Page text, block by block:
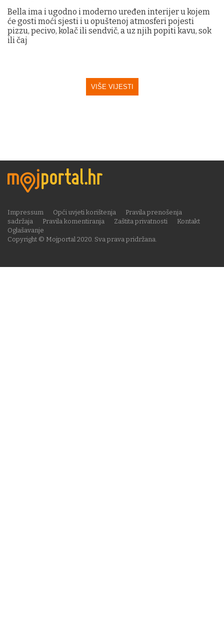
Bella ima i ugodno i moderno uređen interijer u kojem
će gosti moći sjesti i u opuštenoj atmosferi pojesti
pizzu, pecivo, kolač ili sendvič, a uz njih popiti kavu, sok
ili čaj
VIŠE VIJESTI
Copyright © Mojportal 2020. Sva prava pridržana.
Impressum Opći uvjeti korištenja
Pravila prenošenja
sadržaja
Pravila komentiranja Zaštita privatnosti
Kontakt
Oglašavanje